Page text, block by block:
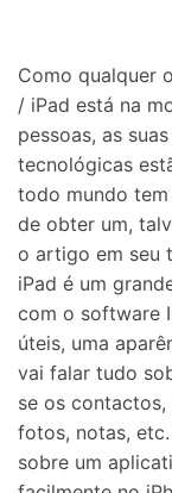
Encontre Mais
Como qualquer
/ iPad está na
pessoas, as
tecnológicas
todo mundo
de obter um,
o artigo em seu
iPad é um
com o software
úteis, uma
vai falar tudo
se os contactos,
fotos, notas,
sobre um